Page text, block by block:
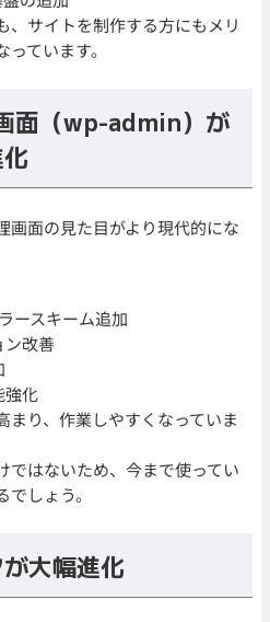
、サイトを制作する方にもメリ
ています。
面（wp-admin）が
画面の見た目がより現代的にな
ースキーム追加
ン改善
強化
まり、作業しやすくなっていま
ではないため、今まで使ってい
しょう。
大幅進化